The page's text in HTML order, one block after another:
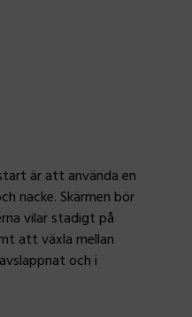
är att använda en
nacke. Skärmen bör
vilar stadigt på
att växla mellan
och i